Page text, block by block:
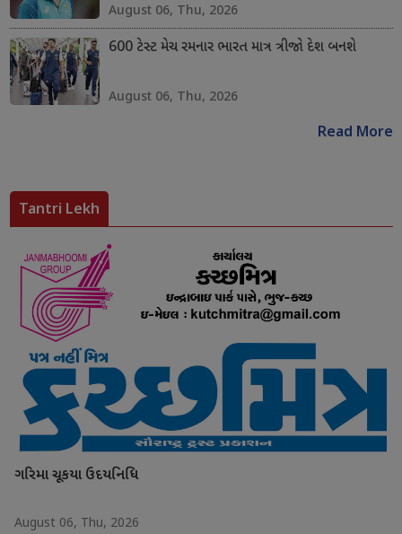
August 06, Thu, 2026
600 ટેસ્ટ મેચ રમનાર ભારત માત્ર ત્રીજો દેશ બનશે
August 06, Thu, 2026
Read More
Tantri Lekh
ગરિમા ચૂકયા ઉદયનિધિ
August 06, Thu, 2026